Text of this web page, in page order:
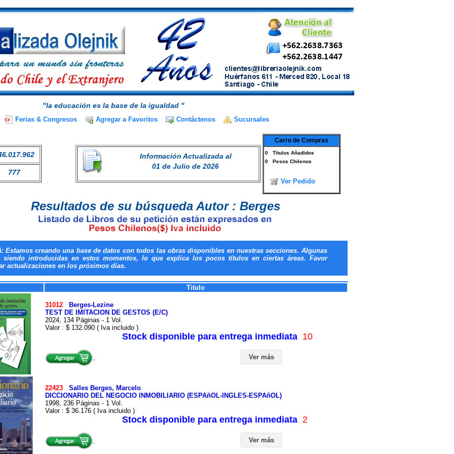
"la educación es la base de la igualdad "
Ferias & Congresos Agregar a Favoritos Contáctenos Sucursales
777
Información Actualizada al
01 de Julio de 2026
Carro de Compras
0 Títulos Añadidos
0 Pesos Chilenos
Ver Pedido
Resultados de su búsqueda Autor : Berges
Estamos creando una base de datos con todos las obras disponibles en nuestras secciones. Algunas
siendo introducidas en estos momentos, lo que explica los pocos títulos en ciertas áreas. Favor
actualizaciones en los próximos días.
Titulo
31012
Berges-Lezine
TEST DE IMITACION DE GESTOS (E/C)
2024, 134 Páginas - 1 Vol.
Valor : $ 132.090 ( Iva incluido )
Stock disponible para entrega inmediata 10
Ver más
22423 Salles Berges, Marcelo
DICCIONARIO DEL NEGOCIO INMOBILIARIO (ESPAñOL-INGLES-ESPAñOL)
1998, 236 Páginas - 1 Vol.
Valor : $ 36.176 ( Iva incluido )
Stock disponible para entrega inmediata 2
Ver más